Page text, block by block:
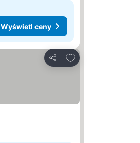
Wyświetl ceny
Udostępnij
Dodaj do ulubionych